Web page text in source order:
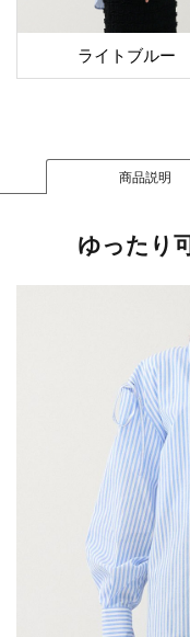
商品説明
ゆったり
ライトブルー